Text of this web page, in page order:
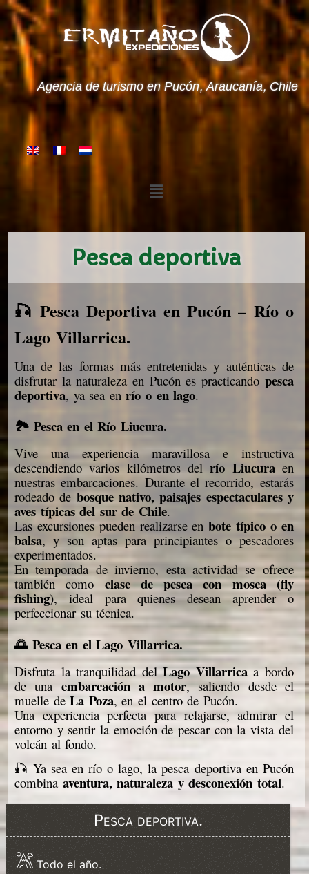
Agencia de turismo en Pucón, Araucanía, Chile
Pesca deportiva
🎣 Pesca Deportiva en Pucón – Río o
Lago Villarrica.
Una de las formas más entretenidas y auténticas de
disfrutar la naturaleza en Pucón es practicando pesca
deportiva, ya sea enrío o en lago.
🏞️ Pesca en el Río Liucura.
Vive una experiencia maravillosa e instructiva
descendiendo varios kilómetros delrío Liucuraen
nuestras embarcaciones. Durante el recorrido, estarás
rodeado de bosque nativo, paisajes espectaculares y
aves típicas del sur de Chile.
Las excursiones pueden realizarse enbote típico o en
balsa, y son aptas para principiantes o pescadores
experimentados.
En temporada de invierno, esta actividad se ofrece
también como clase de pesca con mosca (fly
fishing), ideal para quienes desean aprender o
perfeccionar su técnica.
🌅 Pesca en el Lago Villarrica.
Disfruta la tranquilidad delLago Villarricaa bordo
de una embarcación a motor, saliendo desde el
muelle deLa Poza, en el centro de Pucón.
Una experiencia perfecta para relajarse, admirar el
entorno y sentir la emoción de pescar con la vista del
volcán al fondo.
🎣 Ya sea en río o lago, la pesca deportiva en Pucón
combina aventura, naturaleza y desconexión total.
Pesca deportiva.
Todo el año.